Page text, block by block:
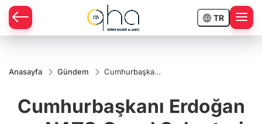
TR
Anasayfa Gündem
Cumhurbaşkanı
Sekreteri Rutte,
Ukrayna'yı
görüştü
Cumhurbaşkanı Erdoğan